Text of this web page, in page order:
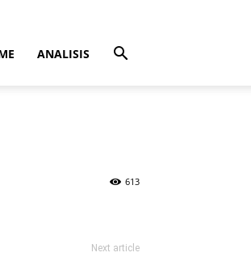
ANALISIS
613
Next article